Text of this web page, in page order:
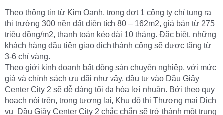
Theo thông tin từ Kim Oanh, trong đợt 1 công ty chỉ tung ra
thị trường 300 nền đất diện tích 80 – 162m2, giá bán từ 275
triệu đồng/m2, thanh toán kéo dài 10 tháng. Đặc biệt, những
khách hàng đầu tiên giao dịch thành công sẽ được tặng từ
3-6 chỉ vàng.
Theo giới kinh doanh bất động sản chuyên nghiệp, với mức
giá và chính sách ưu đãi như vậy, đầu tư vào Dầu Giây
Center City 2 sẽ dễ dàng tối đa hóa lợi nhuận. Bởi theo quy
hoạch nói trên, trong tương lai, Khu đô thị Thương mại Dịch
vụ Dầu Giây Center City 2 chắc chắn sẽ trở thành một trung